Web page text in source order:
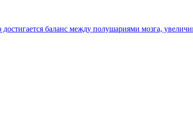
баланс между полушариями мозга,